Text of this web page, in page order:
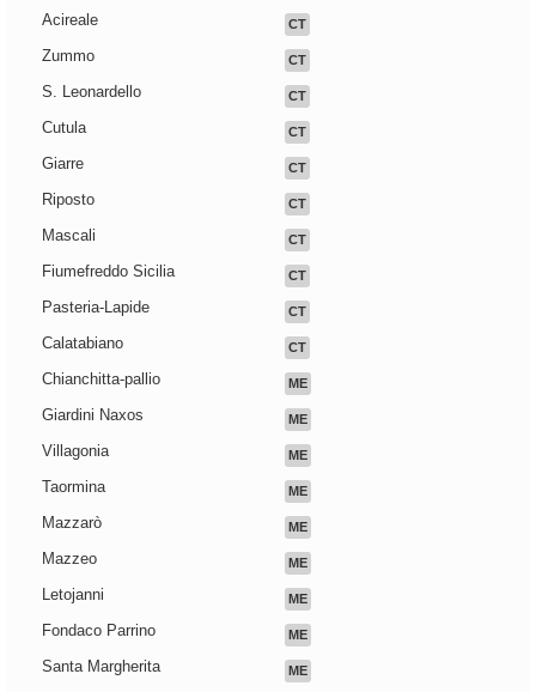
Acireale CT
Zummo CT
S. Leonardello CT
Cutula CT
Giarre CT
Riposto CT
Mascali CT
Fiumefreddo Sicilia CT
Pasteria-Lapide CT
Calatabiano CT
Chianchitta-pallio ME
Giardini Naxos ME
Villagonia ME
Taormina ME
Mazzarò ME
Mazzeo ME
Letojanni ME
Fondaco Parrino ME
Santa Margherita ME